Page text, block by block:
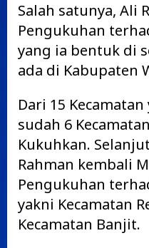
Salah satunya, Ali
Pengukuhan
yang ia bentuk di
ada di Kabupaten
Dari 15
sudah 6
Kukuhkan.
Rahman kembali
Pengukuhan
yakni Kecamatan
Kecamatan Banjit.